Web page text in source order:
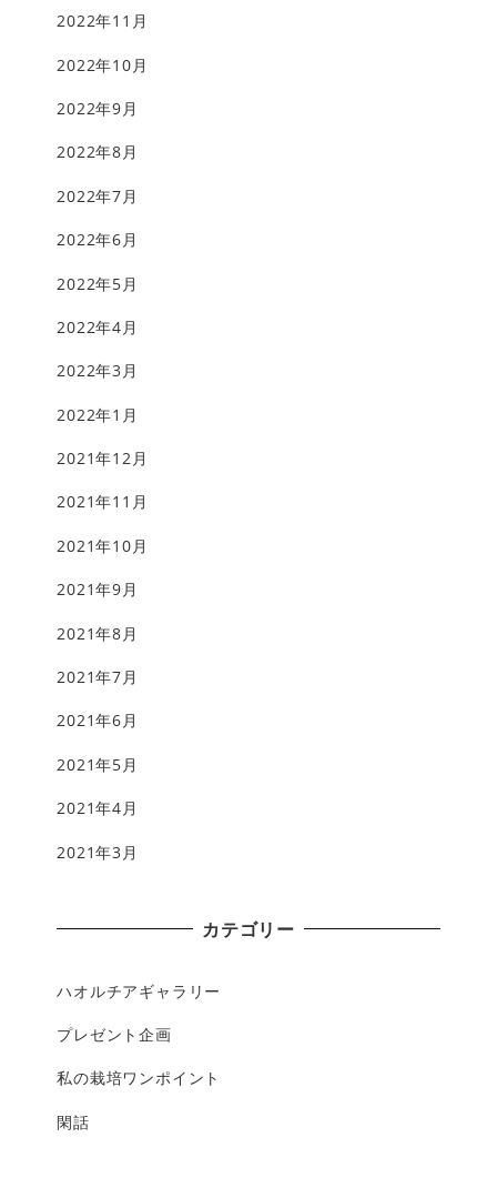
2022年11月
2022年10月
2022年9月
2022年8月
2022年7月
2022年6月
2022年5月
2022年4月
2022年3月
2022年1月
2021年12月
2021年11月
2021年10月
2021年9月
2021年8月
2021年7月
2021年6月
2021年5月
2021年4月
2021年3月
カテゴリー
ハオルチアギャラリー
プレゼント企画
私の栽培ワンポイント
閑話